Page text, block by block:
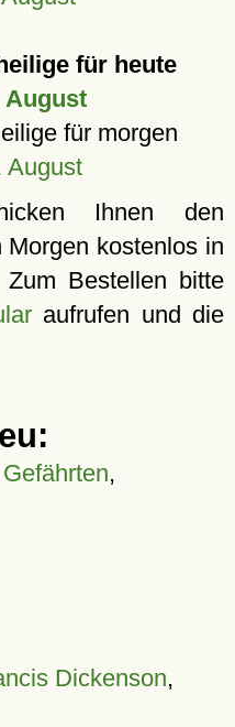
für heute
August
für morgen
August
Ihnen den
Morgen kostenlos in
Zum Bestellen bitte
aufrufen und die
,
Dickenson,